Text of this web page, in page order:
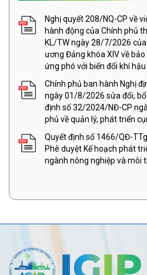
Nghị quyết 208/NQ-CP về
hành động của Chính phủ
KL/TW ngày 28/7/2026
ương Đảng khóa XIV về
ứng phó với biến đổi khí
Chính phủ ban hành Nghị
ngày 01/8/2026 sửa đổi,
định số 32/2024/NĐ-CP
phủ về quản lý, phát triển
Quyết định số 1466/QĐ-
Phê duyệt Kế hoạch phát
ngành nông nghiệp và môi